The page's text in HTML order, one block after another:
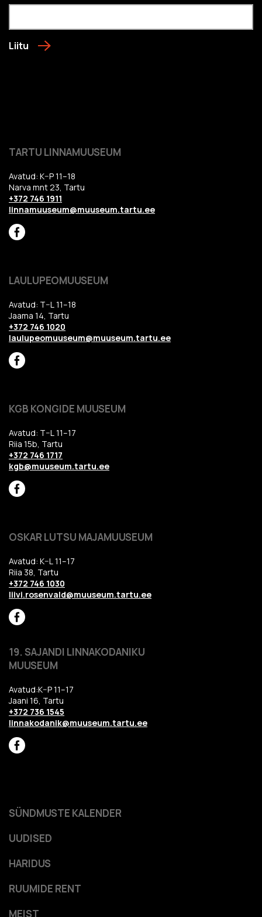
Liitu
TARTU LINNAMUUSEUM
Avatud: K–P 11–18
Narva mnt 23, Tartu
+372 746 1911
linnamuuseum@muuseum.tartu.ee
LAULUPEOMUUSEUM
Avatud: T–L 11–18
Jaama 14, Tartu
+372 746 1020
laulupeomuuseum@muuseum.tartu.ee
KGB KONGIDE MUUSEUM
Avatud: T–L 11–17
Riia 15b, Tartu
+372 746 1717
kgb@muuseum.tartu.ee
OSKAR LUTSU MAJAMUUSEUM
Avatud: K–L 11–17
Riia 38, Tartu
+372 746 1030
liivi.rosenvald@muuseum.tartu.ee
19. SAJANDI LINNAKODANIKU
MUUSEUM
Avatud:K–P 11–17
Jaani 16, Tartu
+372 736 1545
linnakodanik@muuseum.tartu.ee
HARIDUS
RUUMIDE RENT
MEIST
SÜNDMUSTE KALENDER
UUDISED